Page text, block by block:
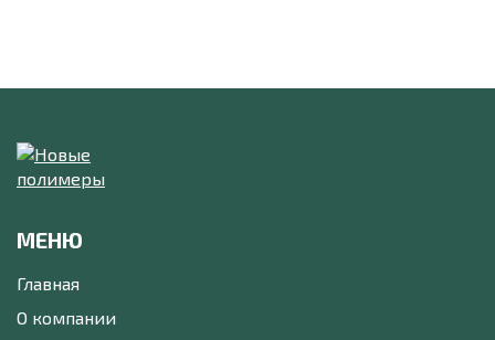
МЕНЮ
Главная
О компании